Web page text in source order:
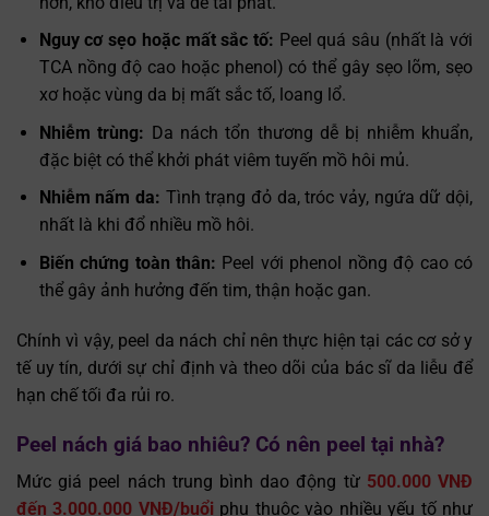
Nguy cơ sẹo hoặc mất sắc tố: Peel quá sâu (nhất là với
TCA nồng độ cao hoặc phenol) có thể gây sẹo lõm, sẹo
xơ hoặc vùng da bị mất sắc tố, loang lổ.
Nhiễm trùng: Da nách tổn thương dễ bị nhiễm khuẩn,
đặc biệt có thể khởi phát viêm tuyến mồ hôi mủ.
Nhiễm nấm da: Tình trạng đỏ da, tróc vảy, ngứa dữ dội,
nhất là khi đổ nhiều mồ hôi.
Biến chứng toàn thân: Peel với phenol nồng độ cao có
thể gây ảnh hưởng đến tim, thận hoặc gan.
Chính vì vậy, peel da nách chỉ nên thực hiện tại các cơ sở y
tế uy tín, dưới sự chỉ định và theo dõi của bác sĩ da liễu để
hạn chế tối đa rủi ro.
Peel nách giá bao nhiêu? Có nên peel tại nhà?
Mức giá peel nách trung bình dao động từ 500.000 VNĐ
đến 3.000.000 VNĐ/buổi phụ thuộc vào nhiều yếu tố như